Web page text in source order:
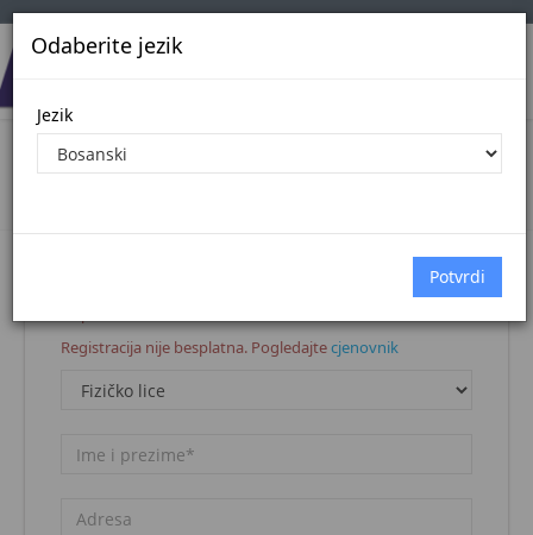
Odaberite jezik
Jezik
Registracija korisnika
Registracija nije besplatna. Pogledajtecjenovnik